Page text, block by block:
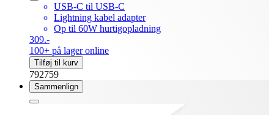
USB-C til USB-C
Lightning kabel adapter
Op til 60W hurtigopladning
309.-
100+ på lager online
Tilføj til kurv
792759
Sammenlign